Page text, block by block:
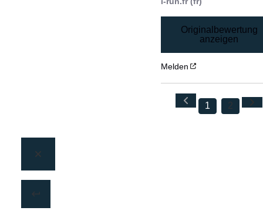
Originalbewertung
anzeigen
Melden
1 2